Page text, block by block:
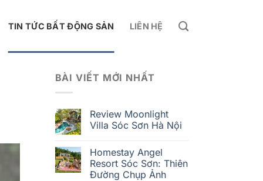
TIN TỨC BẤT ĐỘNG SẢN LIÊN HỆ
BÀI VIẾT MỚI NHẤT
Review Moonlight
Villa Sóc Sơn Hà Nội
Homestay Angel
Resort Sóc Sơn: Thiên
Đường Chụp Ảnh